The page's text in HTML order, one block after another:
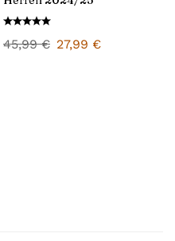
45,99€ 27,99 €